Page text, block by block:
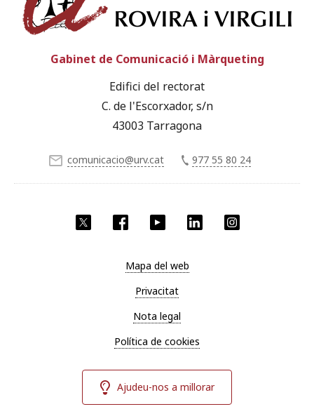
Facebook YouTube LinkedIn
Gabinet de Comunicació i Màrqueting
Edifici del rectorat
C. de l'Escorxador, s/n
43003 Tarragona
comunicacio@urv.cat 977 55 80 24
Mapa del web
Privacitat
Nota legal
Política de cookies
Ajudeu-nos a millorar